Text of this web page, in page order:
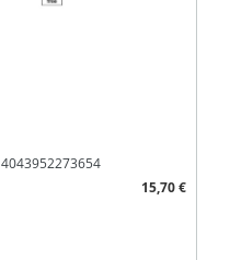
4043952273654
15,70 €